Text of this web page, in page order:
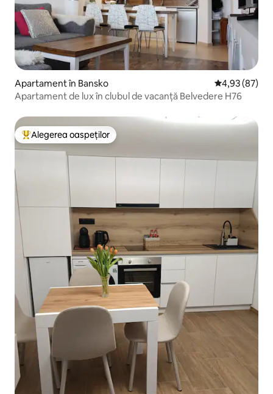
Apartament în Bansko Scor mediu
4,93 (87)
Apartament de lux în clubul de vacanță Belvedere H76
Locuință din topul categoriei Alegerea oaspeților
Alegerea oaspeților